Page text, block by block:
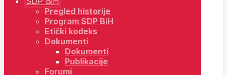
Pregled historije
Program SDP BiH
Etički kodeks
Dokumenti
Dokumenti
Publikacije
Forumi